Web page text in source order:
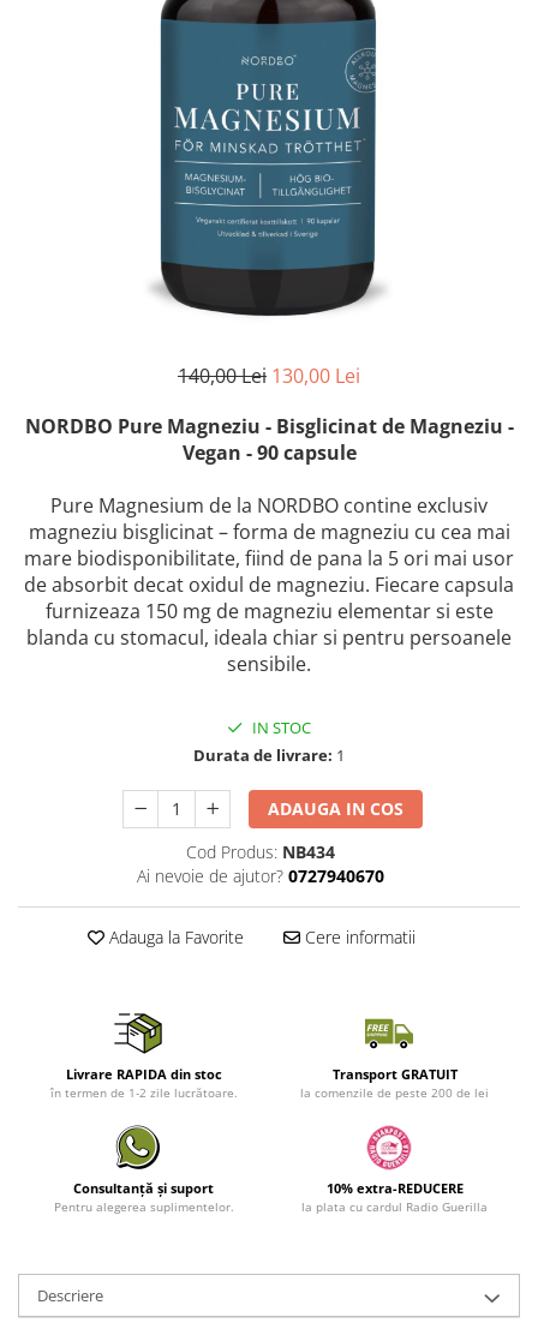
140,00 Lei 130,00 Lei
NORDBO Pure Magneziu - Bisglicinat de Magneziu -
Vegan - 90 capsule
Pure Magnesium de la NORDBO contine exclusiv
magneziu bisglicinat – forma de magneziu cu cea mai
mare biodisponibilitate, fiind de pana la 5 ori mai usor
de absorbit decat oxidul de magneziu. Fiecare capsula
furnizeaza 150 mg de magneziu elementar si este
blanda cu stomacul, ideala chiar si pentru persoanele
sensibile.
IN STOC
Durata de livrare: 1
ADAUGA IN COS
Cod Produs: NB434
Ai nevoie de ajutor? 0727940670
Adauga la Favorite Cere informatii
Livrare RAPIDA din stoc
în termen de 1-2 zile lucrătoare.
Transport GRATUIT
la comenzile de peste 200 de lei
Consultanță și suport
Pentru alegerea suplimentelor.
10% extra-REDUCERE
la plata cu cardul Radio Guerilla
Descriere